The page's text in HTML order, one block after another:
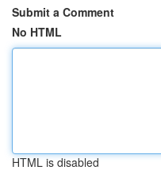
Submit a Comment
No HTML
HTML is disabled